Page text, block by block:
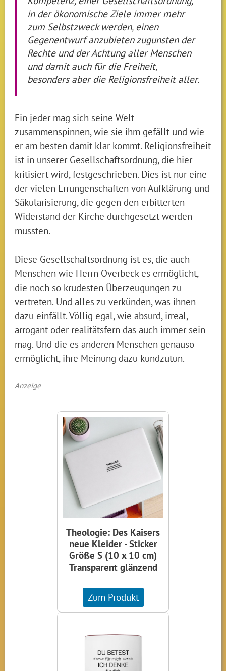
in der ökonomische Ziele immer mehr
zum Selbstzweck werden, einen
Gegenentwurf anzubieten zugunsten der
Rechte und der Achtung aller Menschen
und damit auch für die Freiheit,
besonders aber die Religionsfreiheit aller.
Ein jeder mag sich seine Welt
zusammenspinnen, wie sie ihm gefällt und wie
er am besten damit klar kommt. Religionsfreiheit
ist in unserer Gesellschaftsordnung, die hier
kritisiert wird, festgeschrieben. Dies ist nur eine
der vielen Errungenschaften von Aufklärung und
Säkularisierung, die gegen den erbitterten
Widerstand der Kirche durchgesetzt werden
mussten.
Diese Gesellschaftsordnung ist es, die auch
Menschen wie Herrn Overbeck es ermöglicht,
die noch so krudesten Überzeugungen zu
vertreten. Und alles zu verkünden, was ihnen
dazu einfällt. Völlig egal, wie absurd, irreal,
arrogant oder realitätsfern das auch immer sein
mag. Und die es anderen Menschen genauso
ermöglicht, ihre Meinung dazu kundzutun.
Anzeige
Theologie: Des Kaisers
neue Kleider - Sticker
Größe S (10 x 10 cm)
Transparent glänzend
Zum Produkt